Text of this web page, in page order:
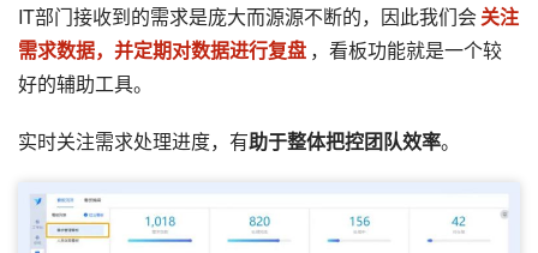
IT部门接收到的需求是庞大而源源不断的，因此我们会关注
需求数据，并定期对数据进行复盘 ，看板功能就是一个较
好的辅助工具。
实时关注需求处理进度，有助于整体把控团队效率。